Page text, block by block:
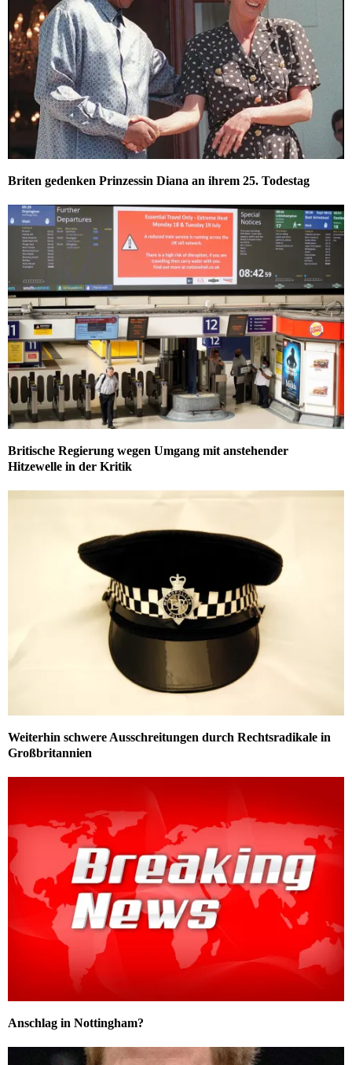
Briten gedenken Prinzessin Diana an ihrem 25. Todestag
Britische Regierung wegen Umgang mit anstehender
Hitzewelle in der Kritik
Weiterhin schwere Ausschreitungen durch Rechtsradikale in
Großbritannien
Anschlag in Nottingham?